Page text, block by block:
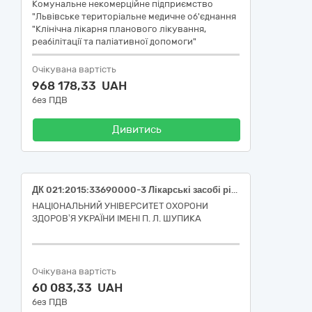
Комунальне некомерційне підприємство
"Львівське територіальне медичне об'єднання
"Клінічна лікарня планового лікування,
реабілітації та паліативної допомоги"
Очікувана вартість
968 178,33 UAH
без ПДВ
Дивитись
ДК 021:2015:33690000-3 Лікарські засобі різні (ДК 021:2015-33696500-0 Лабораторні реактиви Набір для виділення геномної ДНК з різних типів зразків Quiq DNA Miniprep plus 50 реакцій)
НАЦІОНАЛЬНИЙ УНІВЕРСИТЕТ ОХОРОНИ
ЗДОРОВ’Я УКРАЇНИ ІМЕНІ П. Л. ШУПИКА
Очікувана вартість
60 083,33 UAH
без ПДВ